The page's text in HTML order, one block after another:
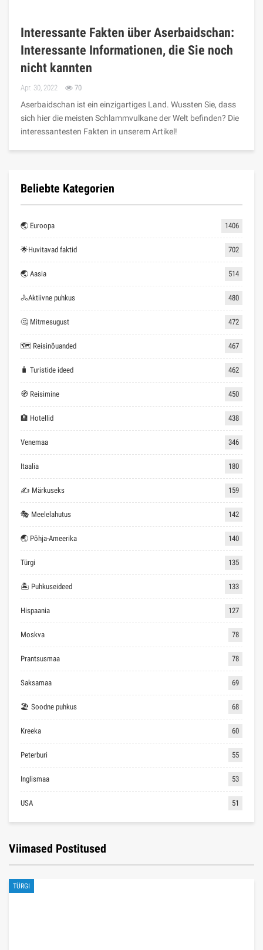
Interessante Fakten über Aserbaidschan:
Interessante Informationen, die Sie noch
nicht kannten
Apr. 30, 2022 70
Aserbaidschan ist ein einzigartiges Land. Wussten Sie, dass
sich hier die meisten Schlammvulkane der Welt befinden? Die
interessantesten Fakten in unserem Artikel!
Beliebte Kategorien
🌏 Euroopa 1406
🌟Huvitavad faktid 702
🌏 Aasia 514
🚴Aktiivne puhkus 480
🤔 Mitmesugust 472
🗺 Reisinõuanded 467
🧳 Turistide ideed 462
🧭 Reisimine 450
🏨 Hotellid 438
Venemaa 346
Itaalia 180
✍ Märkuseks 159
🎭 Meelelahutus 142
🌏 Põhja-Ameerika 140
Türgi 135
🏝 Puhkuseideed 133
Hispaania 127
Moskva 78
Prantsusmaa 78
Saksamaa 69
🏖 Soodne puhkus 68
Kreeka 60
Peterburi 55
Inglismaa 53
USA 51
Viimased Postitused
TÜRGI